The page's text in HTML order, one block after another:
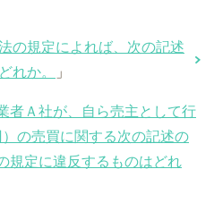
の規定によれば、次の記述
れか。
」
者Ａ社が、自ら売主として行
の売買に関する次の記述の
規定に違反するものはどれ